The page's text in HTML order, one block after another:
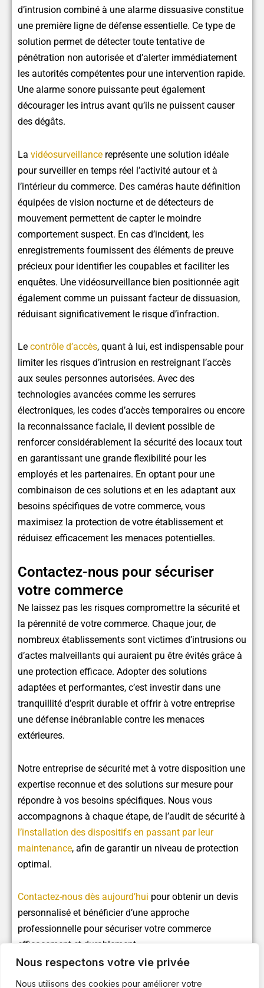
Nous respectons votre vie privée
Nous utilisons des cookies pour améliorer votre
d’intrusion combiné à une alarme dissuasive constitue
une première ligne de défense essentielle. Ce type de
solution permet de détecter toute tentative de
pénétration non autorisée et d’alerter immédiatement
les autorités compétentes pour une intervention rapide.
Une alarme sonore puissante peut également
décourager les intrus avant qu’ils ne puissent causer
des dégâts.
La vidéosurveillance représente une solution idéale
pour surveiller en temps réel l’activité autour et à
l’intérieur du commerce. Des caméras haute définition
équipées de vision nocturne et de détecteurs de
mouvement permettent de capter le moindre
comportement suspect. En cas d’incident, les
enregistrements fournissent des éléments de preuve
précieux pour identifier les coupables et faciliter les
enquêtes. Une vidéosurveillance bien positionnée agit
également comme un puissant facteur de dissuasion,
réduisant significativement le risque d’infraction.
Le contrôle d’accès, quant à lui, est indispensable pour
limiter les risques d’intrusion en restreignant l’accès
aux seules personnes autorisées. Avec des
technologies avancées comme les serrures
électroniques, les codes d’accès temporaires ou encore
la reconnaissance faciale, il devient possible de
renforcer considérablement la sécurité des locaux tout
en garantissant une grande flexibilité pour les
employés et les partenaires. En optant pour une
combinaison de ces solutions et en les adaptant aux
besoins spécifiques de votre commerce, vous
maximisez la protection de votre établissement et
réduisez efficacement les menaces potentielles.
Contactez-nous pour sécuriser
votre commerce
Ne laissez pas les risques compromettre la sécurité et
la pérennité de votre commerce. Chaque jour, de
nombreux établissements sont victimes d’intrusions ou
d’actes malveillants qui auraient pu être évités grâce à
une protection efficace. Adopter des solutions
adaptées et performantes, c’est investir dans une
tranquillité d’esprit durable et offrir à votre entreprise
une défense inébranlable contre les menaces
extérieures.
Notre entreprise de sécurité met à votre disposition une
expertise reconnue et des solutions sur mesure pour
répondre à vos besoins spécifiques. Nous vous
accompagnons à chaque étape, de l’audit de sécurité à
l’installation des dispositifs en passant par leur
maintenance, afin de garantir un niveau de protection
optimal.
Contactez-nous dès aujourd’hui pour obtenir un devis
personnalisé et bénéficier d’une approche
professionnelle pour sécuriser votre commerce
efficacement et durablement.